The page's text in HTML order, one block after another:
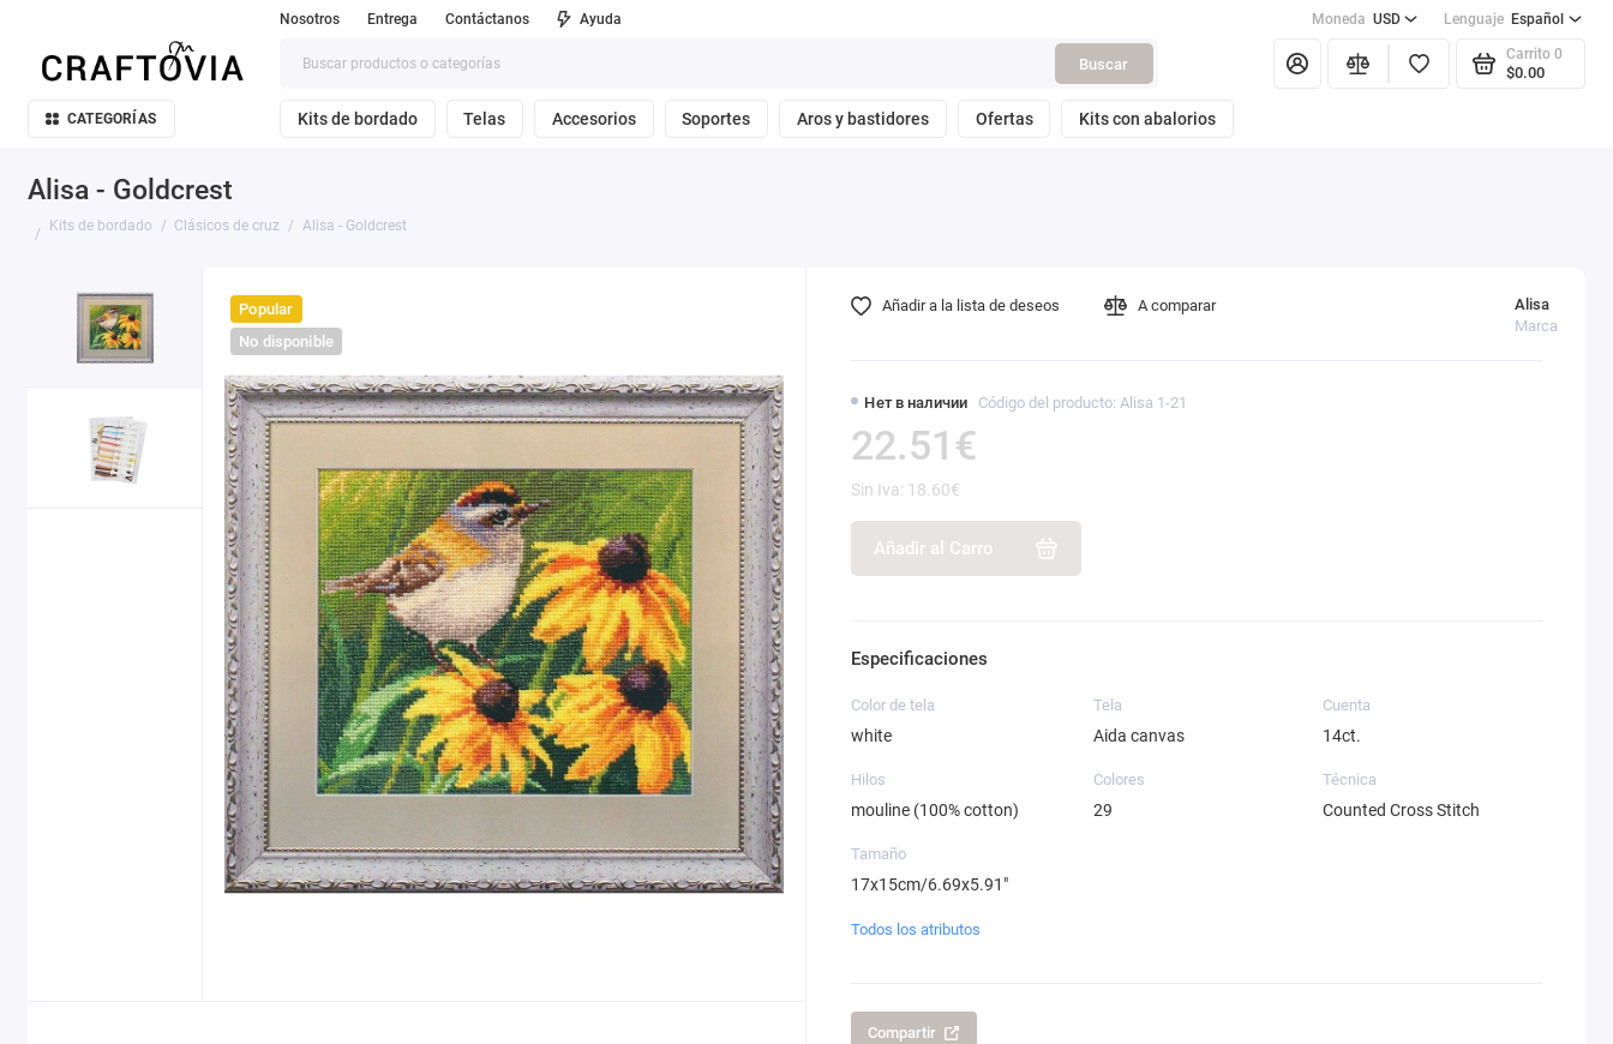
Nosotros Entrega Contáctanos Ayuda Moneda USD Lenguaje Español
Buscar
Carrito 0
$0.00
CATEGORÍAS Kits de bordado Telas Accesorios Soportes Aros y bastidores Ofertas Kits con abalorios
Alisa - Goldcrest
Kits de bordado Clásicos de cruz Alisa - Goldcrest
Popular
No disponible
Нет в наличии Código del producto: Alisa 1-21
Alisa
Marca
22.51€
Sin Iva: 18.60€
Añadir al Carro
Añadir a la lista de deseos A comparar
Especificaciones
Color de tela
white
Tela
Aida canvas
Cuenta
14ct.
Hilos
mouline (100% cotton)
Colores
29
Técnica
Counted Cross Stitch
Tamaño
17x15cm/6.69x5.91"
Todos los atributos
Compartir